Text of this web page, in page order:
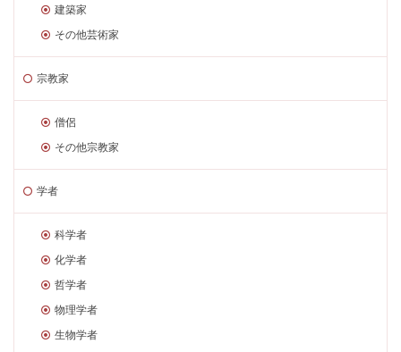
建築家
その他芸術家
宗教家
僧侶
その他宗教家
学者
科学者
化学者
哲学者
物理学者
生物学者